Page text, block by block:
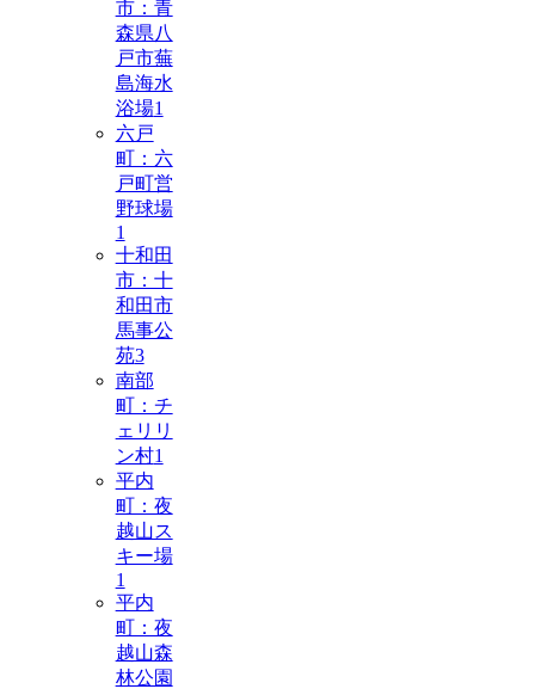
市：青
森県八
戸市蕪
島海水
浴場1
六戸
町：六
戸町営
野球場
1
十和田
市：十
和田市
馬事公
苑3
南部
町：チ
ェリリ
ン村1
平内
町：夜
越山ス
キー場
1
平内
町：夜
越山森
林公園